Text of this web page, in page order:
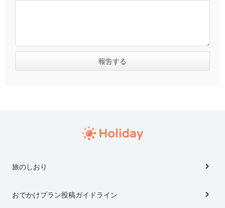
旅のしおり
おでかけプラン投稿ガイドライン